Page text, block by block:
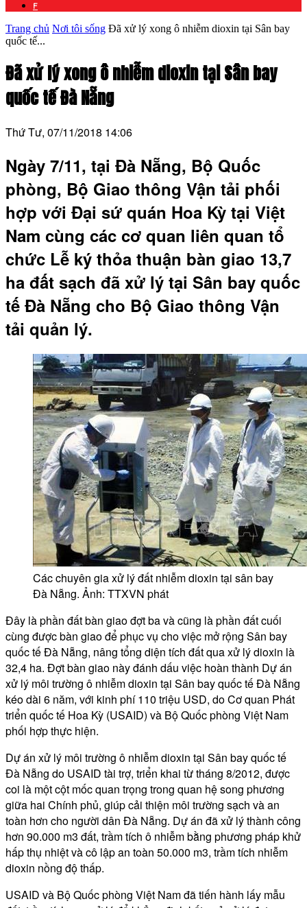
F
Trang chủ Nơi tôi sống Đã xử lý xong ô nhiễm dioxin tại Sân bay
quốc tế...
Đã xử lý xong ô nhiễm dioxin tại Sân bay
quốc tế Đà Nẵng
Thứ Tư, 07/11/2018 14:06
Ngày 7/11, tại Đà Nẵng, Bộ Quốc
phòng, Bộ Giao thông Vận tải phối
hợp với Đại sứ quán Hoa Kỳ tại Việt
Nam cùng các cơ quan liên quan tổ
chức Lễ ký thỏa thuận bàn giao 13,7
ha đất sạch đã xử lý tại Sân bay quốc
tế Đà Nẵng cho Bộ Giao thông Vận
tải quản lý.
Các chuyên gia xử lý đất nhiễm dioxin tại sân bay
Đà Nẵng. Ảnh: TTXVN phát
Đây là phần đất bàn giao đợt ba và cũng là phần đất cuối
cùng được bàn giao để phục vụ cho việc mở rộng Sân bay
quốc tế Đà Nẵng, nâng tổng diện tích đất qua xử lý dioxin là
32,4 ha. Đợt bàn giao này đánh dấu việc hoàn thành Dự án
xử lý môi trường ô nhiễm dioxin tại Sân bay quốc tế Đà Nẵng
kéo dài 6 năm, với kinh phí 110 triệu USD, do Cơ quan Phát
triển quốc tế Hoa Kỳ (USAID) và Bộ Quốc phòng Việt Nam
phối hợp thực hiện.
Dự án xử lý môi trường ô nhiễm dioxin tại Sân bay quốc tế
Đà Nẵng do USAID tài trợ, triển khai từ tháng 8/2012, được
coi là một cột mốc quan trọng trong quan hệ song phương
giữa hai Chính phủ, giúp cải thiện môi trường sạch và an
toàn hơn cho người dân Đà Nẵng. Dự án đã xử lý thành công
hơn 90.000 m3 đất, trầm tích ô nhiễm bằng phương pháp khử
hấp thụ nhiệt và cô lập an toàn 50.000 m3, trầm tích nhiễm
dioxin nồng độ thấp.
USAID và Bộ Quốc phòng Việt Nam đã tiến hành lấy mẫu